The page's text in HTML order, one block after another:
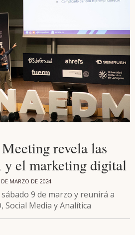
revela las
y el marketing digital
MARZO DE 2024
9 de marzo y reunirá a
Social Media y Analítica